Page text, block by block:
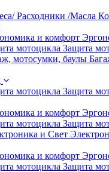
Защита
Защита
Защита
Защита